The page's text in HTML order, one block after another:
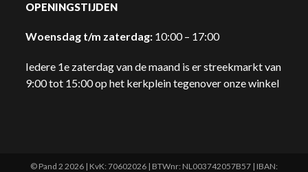
OPENINGSTIJDEN
Woensdag t/m zaterdag: 10:00 – 17:00
Iedere 1e zaterdag van de maand is er streekmarkt van
9:00 tot 15:00 op het kerkplein tegenover onze winkel
© Pand 2 2026 | KvK: 70602026 | BTWnr: NL003742057B57 | IBAN: